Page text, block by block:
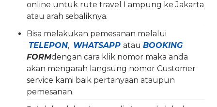
online untuk rute travel Lampung ke Jakarta
atau arah sebaliknya.
Bisa melakukan pemesanan melalui
TELEPON, WHATSAPP atau BOOKING
FORMdengan cara klik nomor maka anda
akan mengarah langsung nomor Customer
service kami baik pertanyaan ataupun
pemesanan.